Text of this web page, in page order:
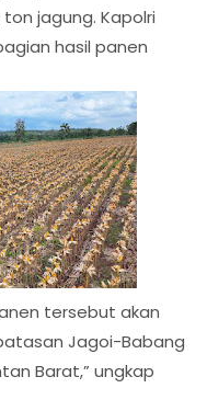
jagung. Kapolri
hasil panen
tersebut akan
Jagoi-Babang
Barat,” ungkap